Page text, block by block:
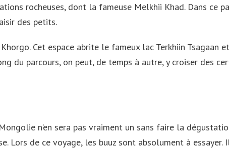
rocheuses, dont la fameuse Melkhii Khad. Dans ce
des petits.
Cet espace abrite le fameux lac Terkhiin
du parcours, on peut, de temps à autre, y croiser des
n’en sera pas vraiment un sans faire la
Lors de ce voyage, les buuz sont absolument à